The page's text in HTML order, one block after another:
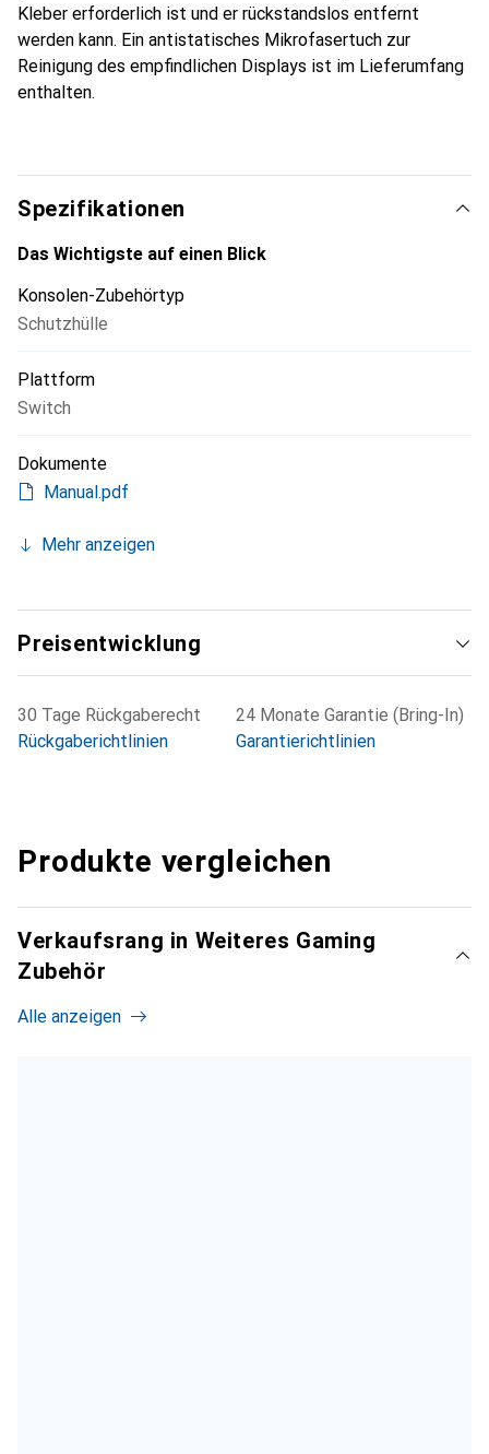
Kleber erforderlich ist und er rückstandslos entfernt
werden kann. Ein antistatisches Mikrofasertuch zur
Reinigung des empfindlichen Displays ist im Lieferumfang
enthalten.
Spezifikationen
Das Wichtigste auf einen Blick
Konsolen-Zubehörtyp
Schutzhülle
Plattform
Switch
Dokumente
Manual.pdf
Mehr anzeigen
Preisentwicklung
30 Tage Rückgaberecht
Rückgaberichtlinien
24 Monate Garantie (Bring-In)
Garantierichtlinien
Produkte vergleichen
Verkaufsrang in Weiteres Gaming
Zubehör
Alle anzeigen